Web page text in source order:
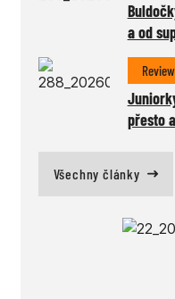
a od
Review
přesto
Všechny články